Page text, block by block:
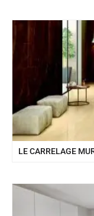
LE CARRELAGE